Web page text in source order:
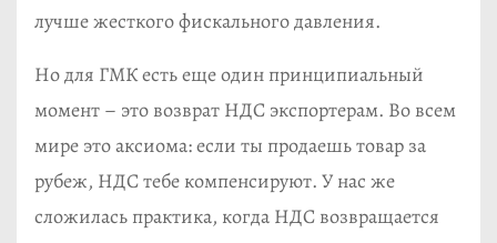
лучше жесткого фискального давления.
Но для ГМК есть еще один принципиальный
момент – это возврат НДС экспортерам. Во всем
мире это аксиома: если ты продаешь товар за
рубеж, НДС тебе компенсируют. У нас же
сложилась практика, когда НДС возвращается